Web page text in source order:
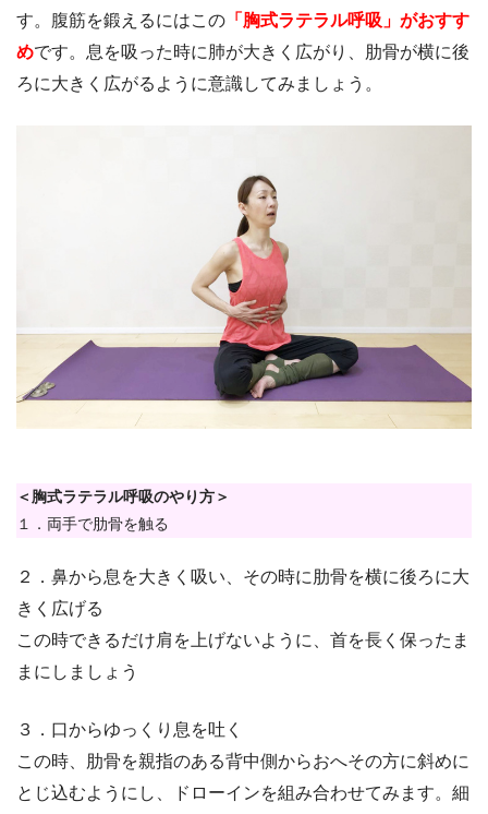
す。腹筋を鍛えるにはこの 「胸式ラテラル呼吸」がおすす
めです。息を吸った時に肺が大きく広がり、肋骨が横に後
ろに大きく広がるように意識してみましょう。
＜胸式ラテラル呼吸のやり方＞
１．両手で肋骨を触る
２．鼻から息を大きく吸い、その時に肋骨を横に後ろに大
きく広げる
この時できるだけ肩を上げないように、首を長く保ったま
まにしましょう
３．口からゆっくり息を吐く
この時、肋骨を親指のある背中側からおへその方に斜めに
とじ込むようにし、ドローインを組み合わせてみます。細